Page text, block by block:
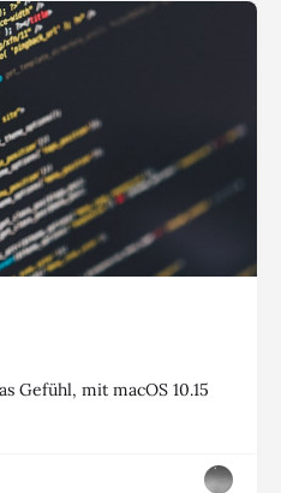
Gefühl, mit macOS 10.15